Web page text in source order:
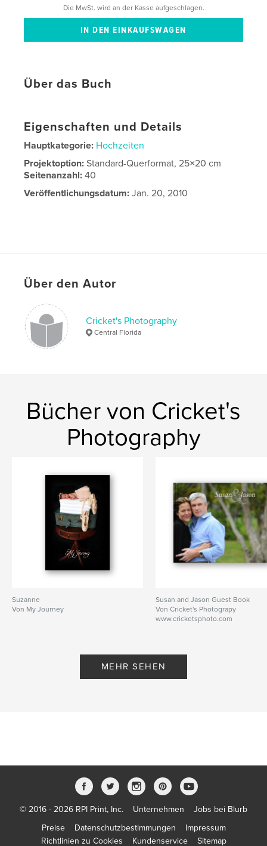
Die MwSt. wird an der Kasse aufgeschlagen.
Über das Buch
Eigenschaften und Details
Hauptkategorie: Hochzeiten
Projektoption:Standard-Querformat, 25×20 cm
Seitenanzahl:40
Veröffentlichungsdatum: Jan. 20, 2010
Über den Autor
Cricket's Photography
Central Florida
Bücher von Cricket's
Photography
Suzanne
Von My Journey
Susan and Jason Guest Book
Von Cricket's Photograpy
www.cricketsphoto.com
MEHR SEHEN
© 2016 - 2026 RPI Print, Inc. Unternehmen
Jobs bei Blurb
Preise
Datenschutzbestimmungen
Impressum
Richtlinien zu Cookies
Kundenservice Sitemap